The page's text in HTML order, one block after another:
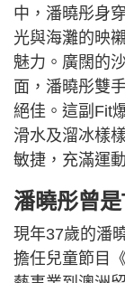
中，潘曉彤身
光與海灘的映
魅力。廣闊的
面，潘曉彤雙
絕佳。這副Fit
滑水及溜冰樣
敏捷，充滿運
潘曉彤曾
現年37歲的潘
擔任兒童節目